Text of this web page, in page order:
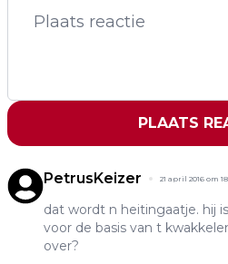
PLAATS
PetrusKeizer 21 april 2016 om
dat wordt n heitingaatje. hij
voor de basis van t
over?